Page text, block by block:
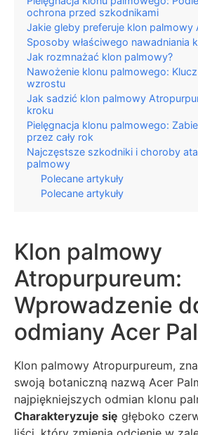
ochrona przed szkodnikami
Jakie gleby preferuje klon palmowy
Sposoby właściwego nawadniania
Jak rozmnażać klon palmowy?
Nawożenie klonu palmowego:
wzrostu
Jak sadzić klon palmowy
kroku
Pielęgnacja klonu palmowego:
przez cały rok
Najczęstsze szkodniki i choroby
palmowy
Polecane artykuły
Polecane artykuły
Klon palmowy
Atropurpureum:
Wprowadzenie
odmiany Acer
Klon palmowy Atropurpureum,
swoją botaniczną nazwą Acer
najpiękniejszych odmian klonu
Charakteryzuje się głęboko